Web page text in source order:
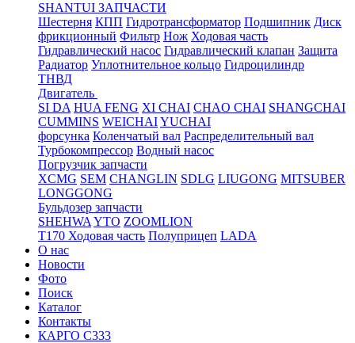
SHANTUI ЗАПЧАСТИ
Шестерня КПП Гидротрансформатор Подшипник Диск
фрикционный Фильтр Нож Ходовая часть
Гидравлический насос Гидравлический клапан Защита
Радиатор Уплотнительное кольцо Гидроцилиндр
ТНВД
Двигатель
SI DA HUA FENG XI CHAI CHAO CHAI SHANGCHAI
CUMMINS WEICHAIYUCHAI
форсунка Коленчатый вал Распределительный вал
Турбокомпрессор Водный насос
Погрузчик запчасти
XCMG SEM CHANGLIN SDLG LIUGONG MITSUBER
LONGGONG
Бульдозер запчасти
SHEHWA YTO ZOOMLION
T170 Ходовая часть Полуприцеп LADA
О нас
Новости
Фото
Поиск
Каталог
Контакты
КАРГО С333